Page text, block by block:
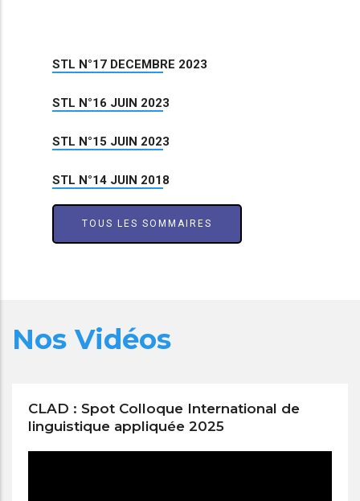
STL N°17 DECEMBRE 2023
STL N°16 JUIN 2023
STL N°15 JUIN 2023
STL N°14 JUIN 2018
TOUS LES SOMMAIRES
Nos Vidéos
CLAD : Spot Colloque International de
linguistique appliquée 2025